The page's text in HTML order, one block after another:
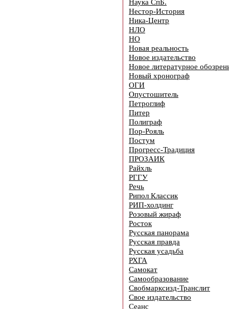
Наука СпБ.
Нестор-История
Ника-Центр
НЛО
НО
Новая реальность
Новое издательство
Новое литературное
Новый хронограф
ОГИ
Опустошитель
Петроглиф
Питер
Полиграф
Пор-Рояль
Постум
Прогресс-Традиция
ПРОЗАИК
Райхль
РГГУ
Речь
Рипол Классик
РИП-холдинг
Розовый жираф
Росток
Русская панорама
Русская правда
Русская усадьба
РХГА
Самокат
Самообразование
Свобмарксизд-Транслит
Свое издательство
Сеанс